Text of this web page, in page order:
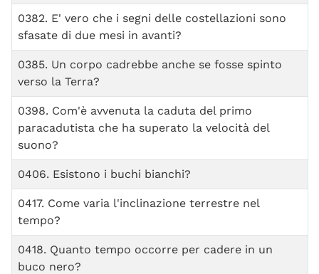
0382. E' vero che i segni delle costellazioni sono
sfasate di due mesi in avanti?
0385. Un corpo cadrebbe anche se fosse spinto
verso la Terra?
0398. Com'è avvenuta la caduta del primo
paracadutista che ha superato la velocità del
suono?
0406. Esistono i buchi bianchi?
0417. Come varia l'inclinazione terrestre nel
tempo?
0418. Quanto tempo occorre per cadere in un
buco nero?